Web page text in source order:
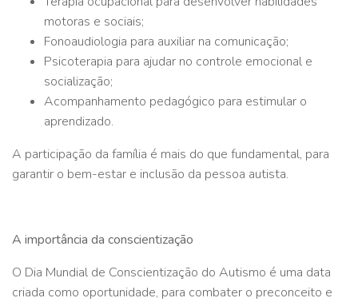
motoras e sociais;
Fonoaudiologia para auxiliar na comunicação;
Psicoterapia para ajudar no controle emocional e
socialização;
Acompanhamento pedagógico para estimular o
aprendizado.
A participação da família é mais do que fundamental, para
garantir o bem-estar e inclusão da pessoa autista.
A importância da conscientização
O Dia Mundial de Conscientização do Autismo é uma data
criada como oportunidade, para combater o preconceito e